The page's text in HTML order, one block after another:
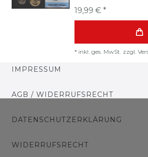
19,99 € *
* inkl. ges. MwSt. zzgl.
IMPRESSUM
AGB / WIDERRUFSRECHT
DATENSCHUTZERKLÄRUNG
WIDERRUFSRECHT